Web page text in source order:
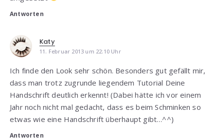
Antworten
Katy
11. Februar 2013 um 22:10 Uhr
Ich finde den Look sehr schön. Besonders gut gefällt mir,
dass man trotz zugrunde liegendem Tutorial Deine
Handschrift deutlich erkennt! (Dabei hätte ich vor einem
Jahr noch nicht mal gedacht, dass es beim Schminken so
etwas wie eine Handschrift überhaupt gibt…^^)
Antworten